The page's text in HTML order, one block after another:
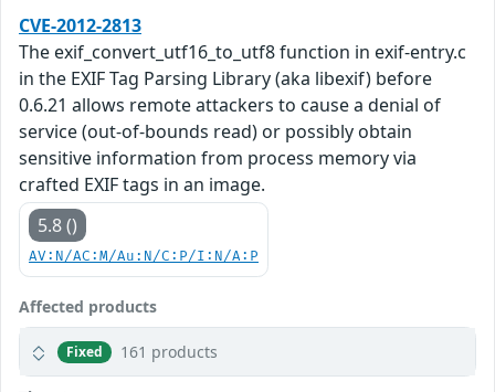
CVE-2012-2813
The exif_convert_utf16_to_utf8 function in exif-entry.c
in the EXIF Tag Parsing Library (aka libexif) before
0.6.21 allows remote attackers to cause a denial of
service (out-of-bounds read) or possibly obtain
sensitive information from process memory via
crafted EXIF tags in an image.
5.8 ()
AV:N/AC:M/Au:N/C:P/I:N/A:P
Affected products
Fixed 161 products